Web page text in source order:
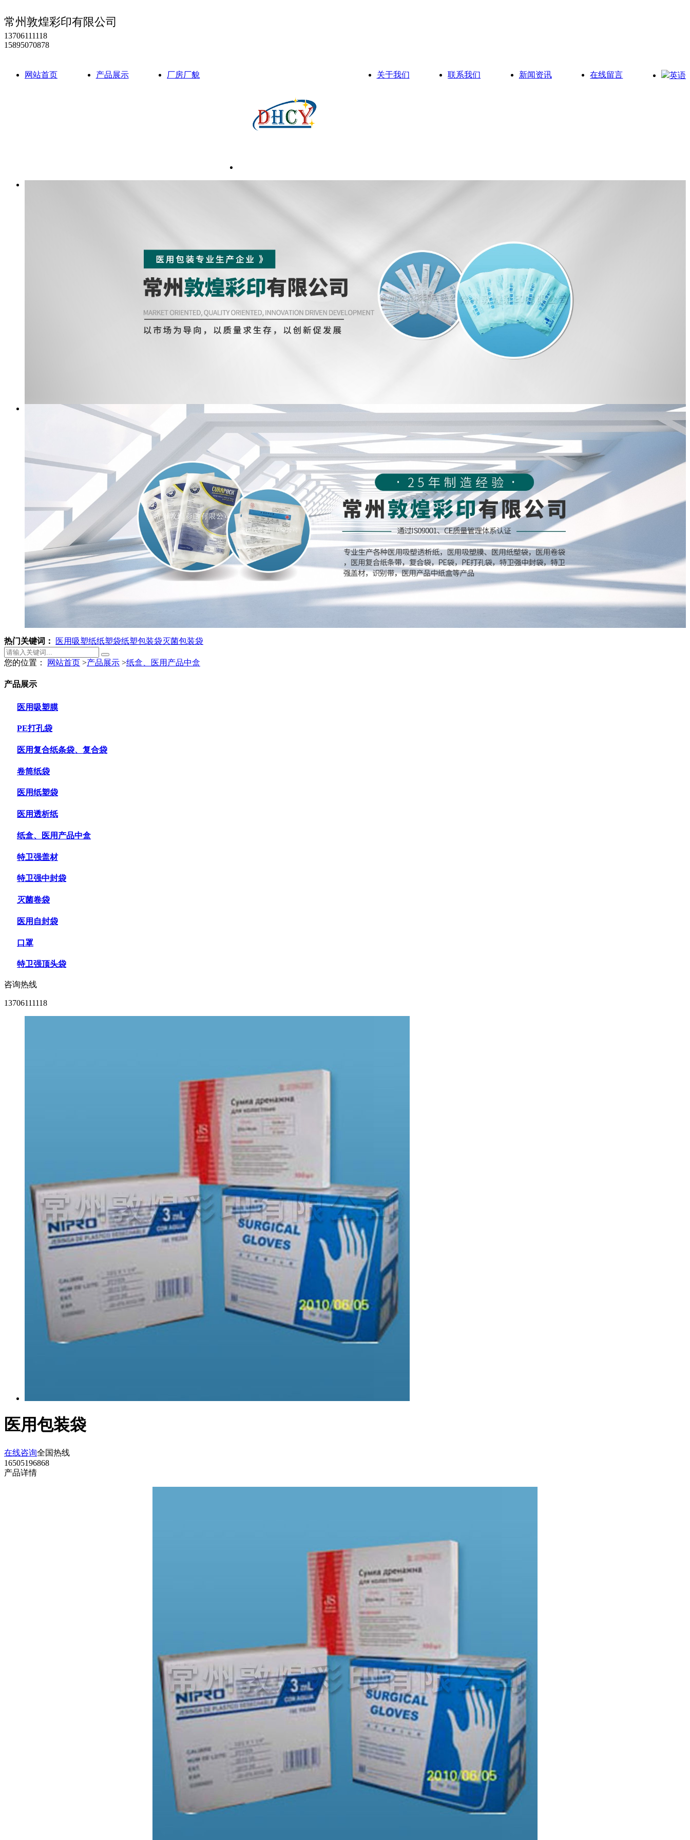
常州敦煌彩印有限公司
13706111118
15895070878
网站首页 产品展示 厂房厂貌 关于我们 联系我们 新闻资讯 在线留言 英语
热门关键词： 医用吸塑纸纸塑袋纸塑包装袋灭菌包装袋
您的位置： 网站首页 >产品展示 >纸盒、医用产品中盒
产品展示
医用吸塑膜
PE打孔袋
医用复合纸条袋、复合袋
卷筒纸袋
医用纸塑袋
医用透析纸
纸盒、医用产品中盒
特卫强盖材
特卫强中封袋
灭菌卷袋
医用自封袋
口罩
特卫强顶头袋
咨询热线
13706111118
医用包装袋
在线咨询全国热线
16505196868
产品详情